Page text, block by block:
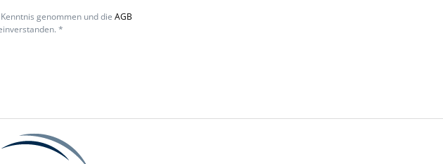
genommen und die AGB
*